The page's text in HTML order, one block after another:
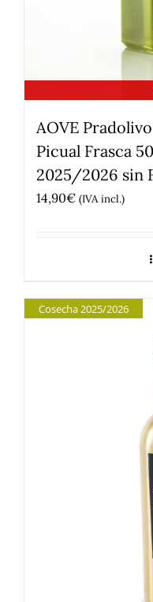
AOVE
Picual Frasca
2025/2026 sin
14,90€ (IVA incl.)
Cosecha 2025/2026